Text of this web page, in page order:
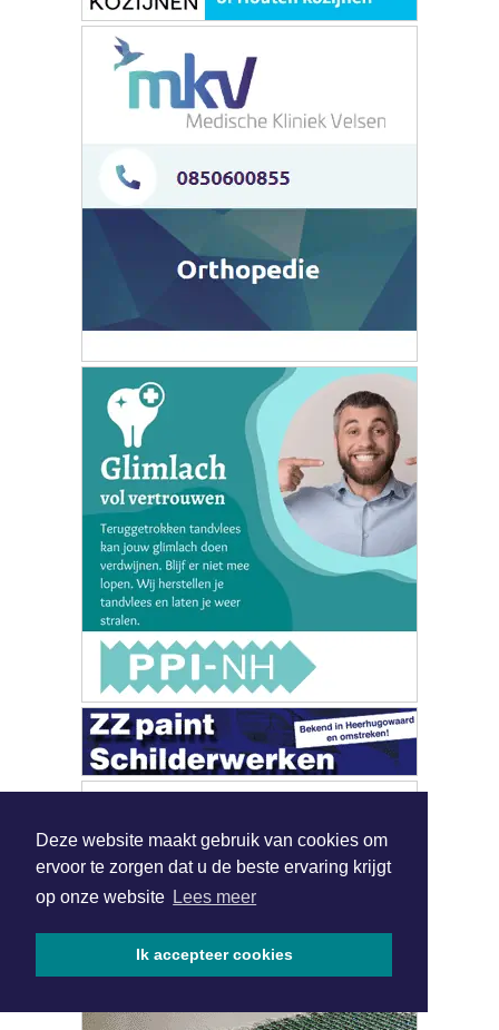
Deze website maakt gebruik van cookies om
ervoor te zorgen dat u de beste ervaring krijgt
op onze website Lees meer
Ik accepteer cookies